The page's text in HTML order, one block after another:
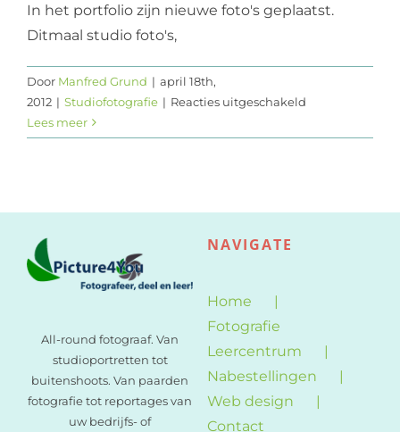
In het portfolio zijn nieuwe foto's geplaatst.
Ditmaal studio foto's,
Door Manfred Grund | april 18th,
2012 | Studiofotografie | Reacties uitgeschakeld
fotografie
Lees meer
All-round fotograaf. Van
studioportretten tot
buitenshoots. Van paarden
fotografie tot reportages van
uw bedrijfs- of
NAVIGATE
Home
Fotografie
Leercentrum
Nabestellingen
Web design
Contact